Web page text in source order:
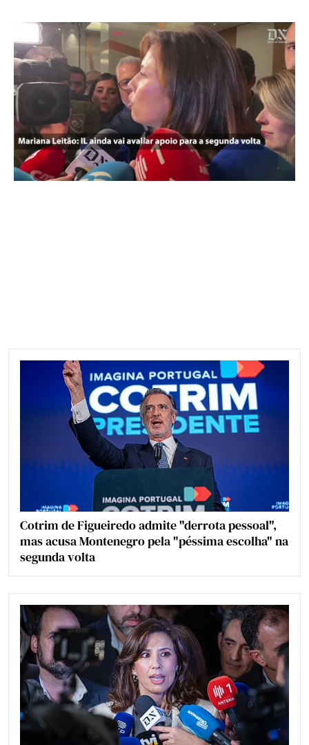
Cotrim de Figueiredo admite "derrota pessoal",
mas acusa Montenegro pela "péssima escolha" na
segunda volta